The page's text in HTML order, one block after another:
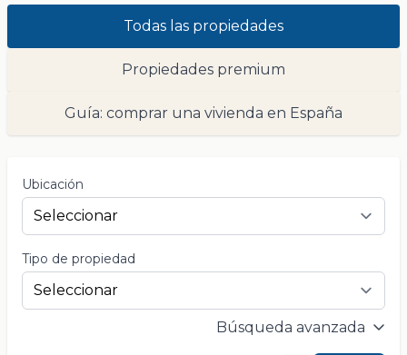
Todas las propiedades
Propiedades premium
Guía: comprar una vivienda en España
Ubicación
Tipo de propiedad
Búsqueda avanzada